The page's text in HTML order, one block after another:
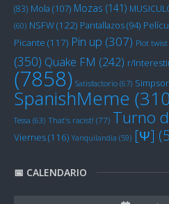
(83) Mola (107) Mozas (141)
(60) NSFW(122) Pantallazos(94)
Picante (117) Pin up (307) Plot twist
(350) Quake FM (242) r/
(7858) Satisfactorio (67)
SpanishMeme
Tessa (63) That's racist! (77) Turno
Viernes(116) Yanquilandia (59) [Ψ]
📅 CALENDARIO